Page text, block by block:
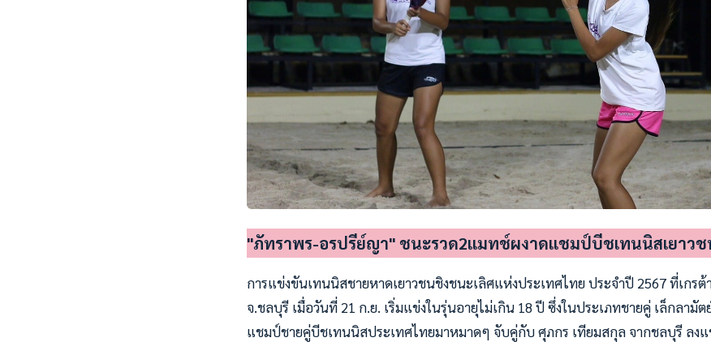
"ภัทราพร-อรปรีย์ญา" ชนะรวด2แมทช์ผงาดแชมป์บีชเทนนิสเยาว
การแข่งขันเทนนิสชายหาดเยาวชนชิงชนะเลิศแห่งประเทศไทย ประจำปี 2567 ที่เกร
จ.ชลบุรี เมื่อวันที่ 21 ก.ย. เริ่มแข่งในรุ่นอายุไม่เกิน 18 ปี ซึ่งในประเภทชายคู่ เล็กลามั
แชมป์ชายคู่บีชเทนนิสประเทศไทยมาหมาดๆ จับคู่กับ ศุภกร เทียมสกุล จากชลบุรี ลง